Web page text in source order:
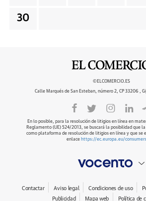
30
©ELCOMERCIO.ES
Calle Marqués de San Esteban, número 2, CP 33206 ,
En lo posible, para la resolución de litigios en línea en
Reglamento (UE) 524/2013, se buscará la posibilidad que
como plataforma de resolución de litigios en línea y que se
enlace https://ec.europa.eu/
Contactar Aviso legal Condiciones de uso
Publicidad
Mapa web Política de